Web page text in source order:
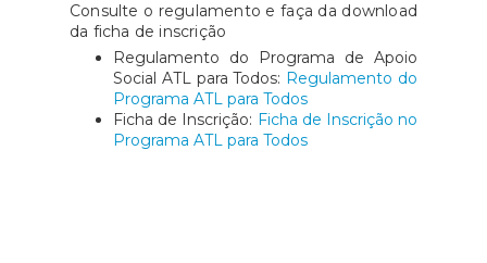
Consulte o regulamento e faça da download
da ficha de inscrição
Regulamento do Programa de Apoio
Social ATL para Todos: Regulamento do
Programa ATL para Todos
Ficha de Inscrição: Ficha de Inscrição no
Programa ATL para Todos